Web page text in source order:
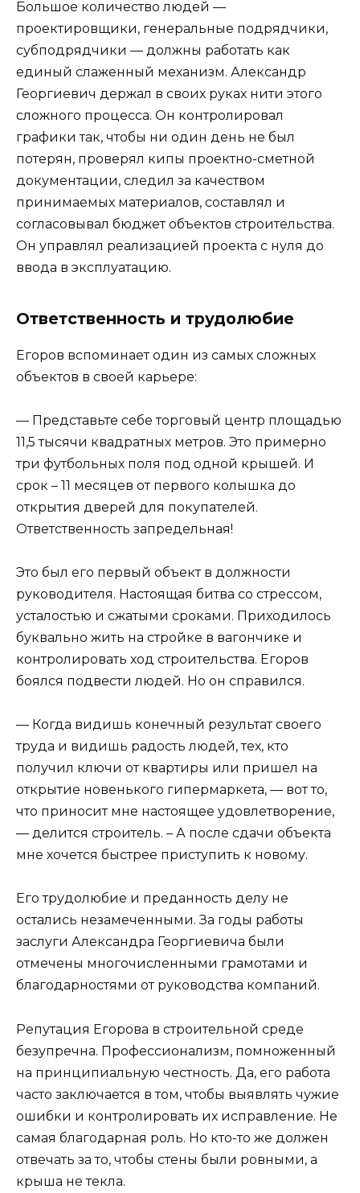
Большое количество людей —
проектировщики, генеральные подрядчики,
субподрядчики — должны работать как
единый слаженный механизм. Александр
Георгиевич держал в своих руках нити этого
сложного процесса. Он контролировал
графики так, чтобы ни один день не был
потерян, проверял кипы проектно-сметной
документации, следил за качеством
принимаемых материалов, составлял и
согласовывал бюджет объектов строительства.
Он управлял реализацией проекта с нуля до
ввода в эксплуатацию.
Ответственность и трудолюбие
Егоров вспоминает один из самых сложных
объектов в своей карьере:
— Представьте себе торговый центр площадью
11,5 тысячи квадратных метров. Это примерно
три футбольных поля под одной крышей. И
срок – 11 месяцев от первого колышка до
открытия дверей для покупателей.
Ответственность запредельная!
Это был его первый объект в должности
руководителя. Настоящая битва со стрессом,
усталостью и сжатыми сроками. Приходилось
буквально жить на стройке в вагончике и
контролировать ход строительства. Егоров
боялся подвести людей. Но он справился.
— Когда видишь конечный результат своего
труда и видишь радость людей, тех, кто
получил ключи от квартиры или пришел на
открытие новенького гипермаркета, — вот то,
что приносит мне настоящее удовлетворение,
— делится строитель. – А после сдачи объекта
мне хочется быстрее приступить к новому.
Его трудолюбие и преданность делу не
остались незамеченными. За годы работы
заслуги Александра Георгиевича были
отмечены многочисленными грамотами и
благодарностями от руководства компаний.
Репутация Егорова в строительной среде
безупречна. Профессионализм, помноженный
на принципиальную честность. Да, его работа
часто заключается в том, чтобы выявлять чужие
ошибки и контролировать их исправление. Не
самая благодарная роль. Но кто-то же должен
отвечать за то, чтобы стены были ровными, а
крыша не текла.